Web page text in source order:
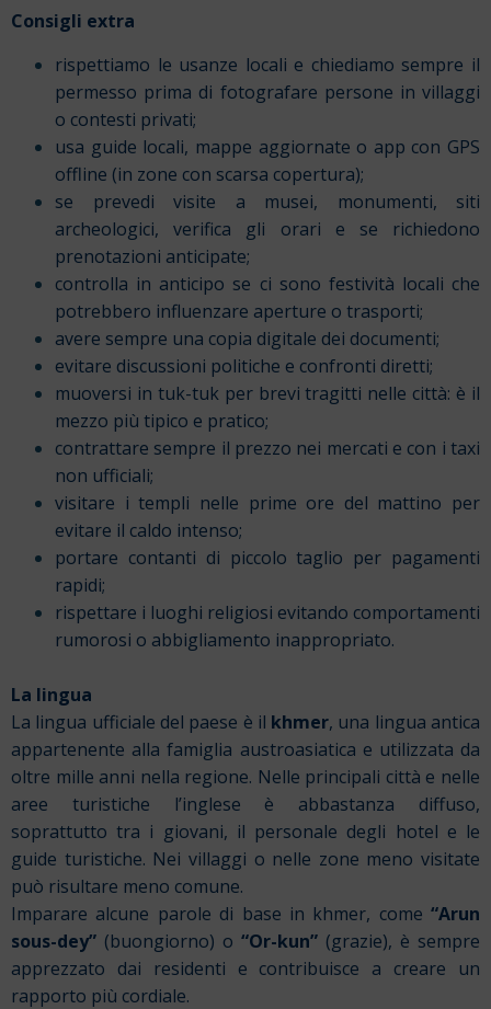
Consigli extra
rispettiamo le usanze locali e chiediamo sempre il
permesso prima di fotografare persone in villaggi
o contesti privati;
usa guide locali, mappe aggiornate o app con GPS
offline (in zone con scarsa copertura);
se prevedi visite a musei, monumenti, siti
archeologici, verifica gli orari e se richiedono
prenotazioni anticipate;
controlla in anticipo se ci sono festività locali che
potrebbero influenzare aperture o trasporti;
avere sempre una copia digitale dei documenti;
evitare discussioni politiche e confronti diretti;
muoversi in tuk-tuk per brevi tragitti nelle città: è il
mezzo più tipico e pratico;
contrattare sempre il prezzo nei mercati e con i taxi
non ufficiali;
visitare i templi nelle prime ore del mattino per
evitare il caldo intenso;
portare contanti di piccolo taglio per pagamenti
rapidi;
rispettare i luoghi religiosi evitando comportamenti
rumorosi o abbigliamento inappropriato.
La lingua
La lingua ufficiale del paese è il khmer, una lingua antica
appartenente alla famiglia austroasiatica e utilizzata da
oltre mille anni nella regione. Nelle principali città e nelle
aree turistiche l’inglese è abbastanza diffuso,
soprattutto tra i giovani, il personale degli hotel e le
guide turistiche. Nei villaggi o nelle zone meno visitate
può risultare meno comune.
Imparare alcune parole di base in khmer, come “Arun
sous-dey” (buongiorno) o “Or-kun” (grazie), è sempre
apprezzato dai residenti e contribuisce a creare un
rapporto più cordiale.